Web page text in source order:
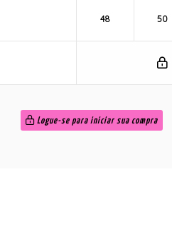
48 50
Logue-se para iniciar sua compra